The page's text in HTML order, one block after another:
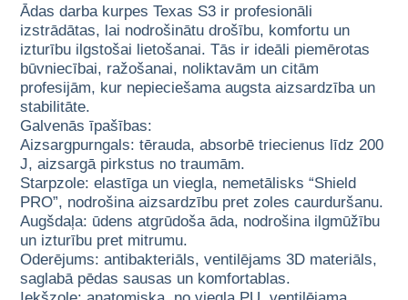
Ādas darba kurpes Texas S3 ir profesionāli
izstrādātas, lai nodrošinātu drošību, komfortu un
izturību ilgstošai lietošanai. Tās ir ideāli piemērotas
būvniecībai, ražošanai, noliktavām un citām
profesijām, kur nepieciešama augsta aizsardzība un
stabilitāte.
Galvenās īpašības:
Aizsargpurngals: tērauda, absorbē triecienus līdz 200
J, aizsargā pirkstus no traumām.
Starpzole: elastīga un viegla, nemetālisks “Shield
PRO”, nodrošina aizsardzību pret zoles caurduršanu.
Augšdaļa: ūdens atgrūdoša āda, nodrošina ilgmūžību
un izturību pret mitrumu.
Oderējums: antibakteriāls, ventilējams 3D materiāls,
saglabā pēdas sausas un komfortablas.